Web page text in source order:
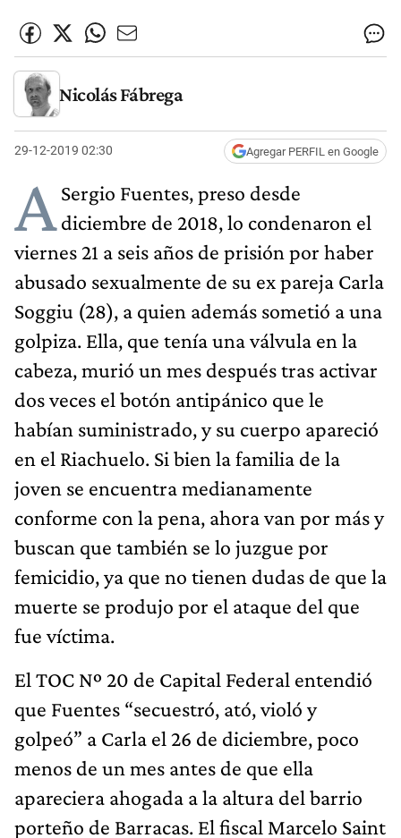
Nicolás Fábrega
29-12-2019 02:30 Agregar PERFIL en Google
ASergio Fuentes, preso desde
diciembre de 2018, lo condenaron el
viernes 21 a seis años de prisión por haber
abusado sexualmente de su ex pareja Carla
Soggiu (28), a quien además sometió a una
golpiza. Ella, que tenía una válvula en la
cabeza, murió un mes después tras activar
dos veces el botón antipánico que le
habían suministrado, y su cuerpo apareció
en el Riachuelo. Si bien la familia de la
joven se encuentra medianamente
conforme con la pena, ahora van por más y
buscan que también se lo juzgue por
femicidio, ya que no tienen dudas de que la
muerte se produjo por el ataque del que
fue víctima.
El TOC Nº 20 de Capital Federal entendió
que Fuentes “secuestró, ató, violó y
golpeó” a Carla el 26 de diciembre, poco
menos de un mes antes de que ella
apareciera ahogada a la altura del barrio
porteño de Barracas. El fiscal Marcelo Saint